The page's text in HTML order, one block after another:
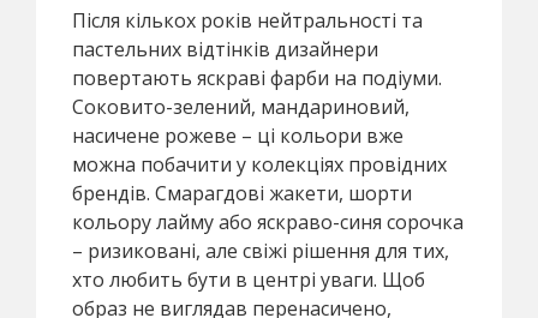
Після кількох років нейтральності та
пастельних відтінків дизайнери
повертають яскраві фарби на подіуми.
Соковито-зелений, мандариновий,
насичене рожеве – ці кольори вже
можна побачити у колекціях провідних
брендів. Смарагдові жакети, шорти
кольору лайму або яскраво-синя сорочка
– ризиковані, але свіжі рішення для тих,
хто любить бути в центрі уваги. Щоб
образ не виглядав перенасичено,